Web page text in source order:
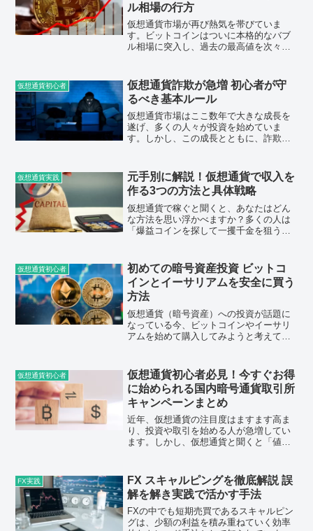
ル相場の行方
仮想通貨市場が再び熱気を帯びていま
す。ビットコインはついに本格的なバブ
ル相場に突入し、過去の最高値を次々に
ればよいのか」ということではないでし
ょうか。そして、このバブル...
仮想通貨初心者
仮想通貨詐欺が急増 初心者が守
るべき基本ルール
仮想通貨市場はここ数年で大きな成長を
遂げ、多くの人々が投資を始めていま
す。しかし、この成長とともに、詐欺行
ケースが多く見られます。本記事では、
初心者が仮想通貨詐欺に巻き...
仮想通貨実践
元手別に解説！仮想通貨で収入を
作る3つの方法と具体戦略
仮想通貨で稼ぐと聞くと、あなたはどん
な方法を思い浮かべますか？多くの人は
「爆益コインを探して一攫千金を狙う」
スクの高い方法です。仮想通貨の世界で
着実に収入を作るためには...
仮想通貨初心者
初めての暗号資産投資 ビットコ
インとイーサリアムを安全に買う
方法
仮想通貨（暗号資産）への投資が話題に
なっている今、ビットコインやイーサリ
アムを始めて購入してみようと考えてい
からない」といった不安もあるかもしれ
ません。そこでこの記事で...
仮想通貨初心者
仮想通貨初心者必見！今すぐお得
に始められる国内暗号通貨取引所
キャンペーンまとめ
近年、仮想通貨の注目度はますます高ま
り、投資や取引を始める人が急増してい
ます。しかし、仮想通貨と聞くと「値動
でも、今ならお得に仮想通貨を始められ
るキャンペーンが多数実施...
FX実践
FX スキャルピングを徹底解説 誤
解を解き実践で活かす手法
FXの中でも短期売買であるスキャルピン
グは、少額の利益を積み重ねていく効率